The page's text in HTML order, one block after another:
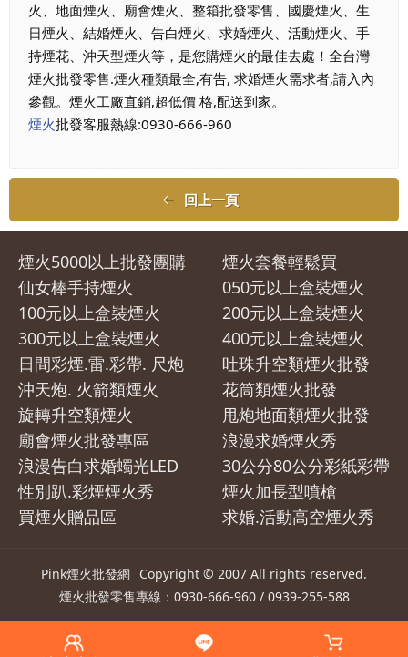
火、地面煙火、廟會煙火、整箱批發零售、國慶煙火、生
日煙火、結婚煙火、告白煙火、求婚煙火、活動煙火、手
持煙花、沖天型煙火等，是您購煙火的最佳去處！全台灣
煙火批發零售.煙火種類最全,有告, 求婚煙火需求者,請入內
參觀。煙火工廠直銷,超低價 格,配送到家。
煙火批發客服熱線:0930-666-960
回上一頁
煙火5000以上批發團購
煙火套餐輕鬆買
仙女棒手持煙火
050元以上盒裝煙火
100元以上盒裝煙火
200元以上盒裝煙火
300元以上盒裝煙火
400元以上盒裝煙火
日間彩煙.雷.彩帶. 尺炮
吐珠升空類煙火批發
沖天炮. 火箭類煙火
花筒類煙火批發
旋轉升空類煙火
甩炮地面類煙火批發
廟會煙火批發專區
浪漫求婚煙火秀
浪漫告白求婚蠋光LED
30公分80公分彩紙彩帶
性別趴.彩煙煙火秀
煙火加長型噴槍
買煙火贈品區
求婚.活動高空煙火秀
Pink煙火批發網 Copyright © 2007 All rights reserved.
煙火批發零售專線：0930-666-960 / 0939-255-588